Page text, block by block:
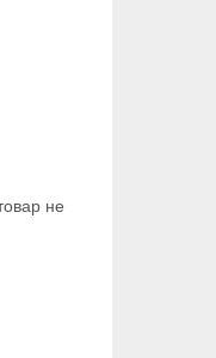
не